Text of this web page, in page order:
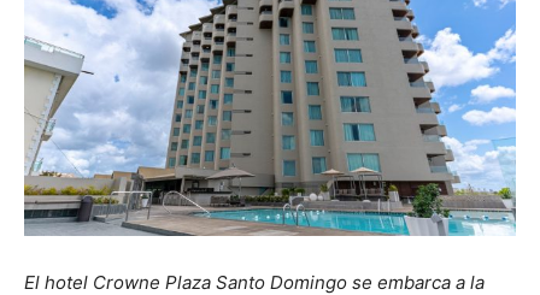
El hotel Crowne Plaza Santo Domingo se embarca a la